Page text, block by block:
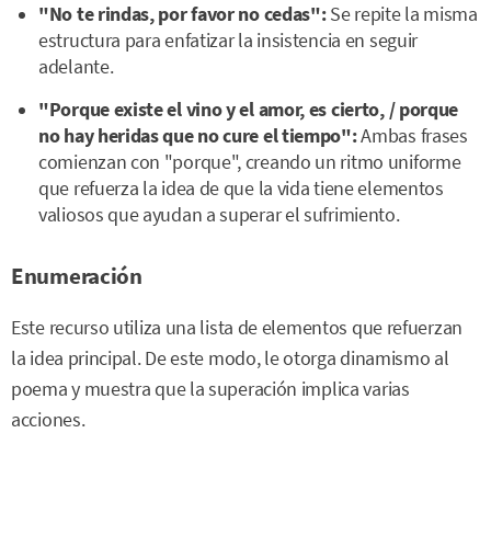
"No te rindas, por favor no cedas":Se repite la misma
estructura para enfatizar la insistencia en seguir
adelante.
"Porque existe el vino y el amor, es cierto, / porque
no hay heridas que no cure el tiempo":Ambas frases
comienzan con "porque", creando un ritmo uniforme
que refuerza la idea de que la vida tiene elementos
valiosos que ayudan a superar el sufrimiento.
Enumeración
Este recurso utiliza una lista de elementos que refuerzan
la idea principal. De este modo, le otorga dinamismo al
poema y muestra que la superación implica varias
acciones.